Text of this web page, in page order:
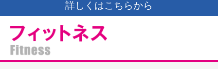
詳しくはこちらから